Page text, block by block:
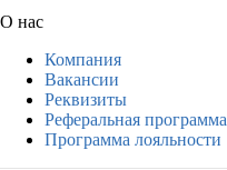
О нас
Компания
Вакансии
Реквизиты
Реферальная программа
Программа лояльности